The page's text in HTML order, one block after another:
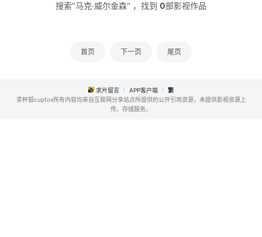
搜索"马克·威尔金森" ，找到 0部影视作品
首页 下一页 尾页
求片留言 APP客户端
繁
茶杯狐cupfox所有内容均来自互联网分享站点所提供的公开引用资源，未提供影视资源上
传、存储服务。